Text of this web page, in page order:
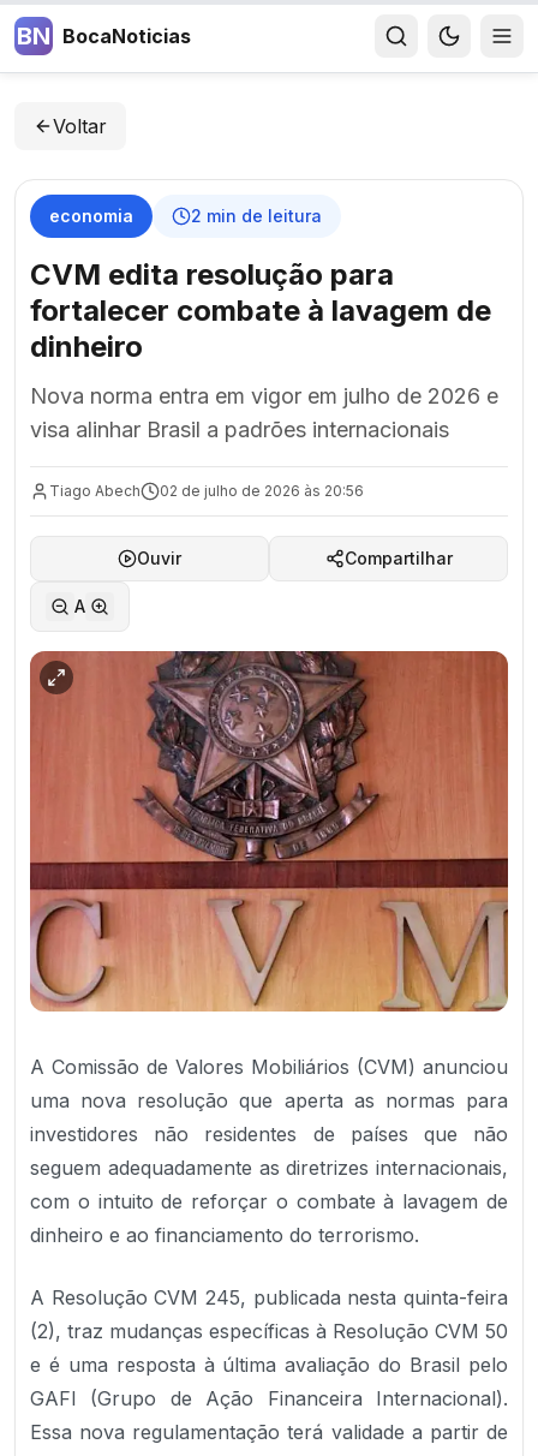
BN BocaNoticias
Voltar
economia 2 min de leitura
CVM edita resolução para
fortalecer combate à lavagem de
dinheiro
Nova norma entra em vigor em julho de 2026 e
visa alinhar Brasil a padrões internacionais
Tiago Abech 02 de julho de 2026 às 20:56
Ouvir Compartilhar
A
A Comissão de Valores Mobiliários (CVM) anunciou
uma nova resolução que aperta as normas para
investidores não residentes de países que não
seguem adequadamente as diretrizes internacionais,
com o intuito de reforçar o combate à lavagem de
dinheiro e ao financiamento do terrorismo.
A Resolução CVM 245, publicada nesta quinta-feira
(2), traz mudanças específicas à Resolução CVM 50
e é uma resposta à última avaliação do Brasil pelo
GAFI (Grupo de Ação Financeira Internacional).
Essa nova regulamentação terá validade a partir de